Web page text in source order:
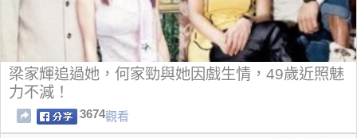
梁家輝追過她，何家勁與她因戲生情，49歲近照魅
力不減！
3674觀看